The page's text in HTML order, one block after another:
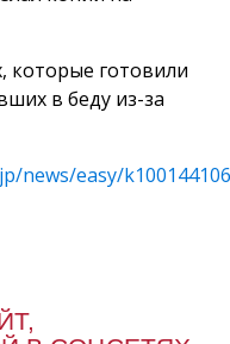
которые готовили
в беду из-за
news/easy/